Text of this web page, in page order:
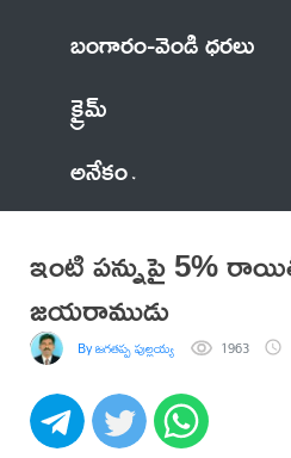
బంగారం-వెండి ధరలు
క్రైమ్
అనేకం
ఇంటి పన్నుపై 5%
జయరాముడు
By జగతప్ప పుల్లయ్య 1963